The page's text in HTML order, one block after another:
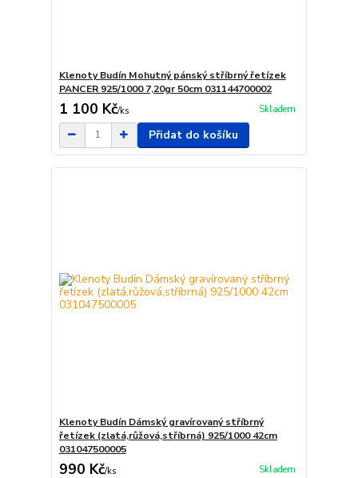
Klenoty Budín Mohutný pánský stříbrný řetízek
PANCER 925/1000 7,20gr 50cm 031144700002
1 100 Kč/ks Skladem
Přidat do košíku
Klenoty Budín Dámský gravírovaný stříbrný
řetízek (zlatá,růžová,stříbrná) 925/1000 42cm
031047500005
990 Kč/ks Skladem